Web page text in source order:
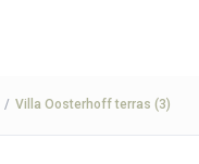
Villa Oosterhoff terras (3)